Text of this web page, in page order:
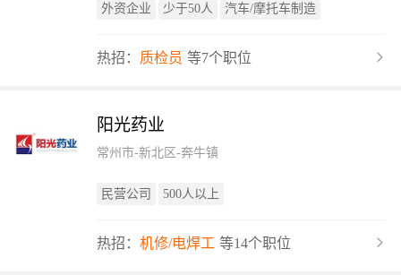
外资企业 少于50人 汽车/摩托车制造
热招： 质检员 等7个职位
阳光药业
常州市-新北区-奔牛镇
民营公司 500人以上
热招： 机修/电焊工 等14个职位